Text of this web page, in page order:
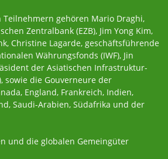
gehören Mario Draghi,
Zentralbank (EZB), Jim Yong Kim,
Christine Lagarde, geschäftsführende
Währungsfonds (IWF), Jin
der Asiatischen Infrastruktur-
sowie die Gouverneure der
England, Frankreich, Indien,
Saudi-Arabien, Südafrika und der
und die globalen Gemeingüter